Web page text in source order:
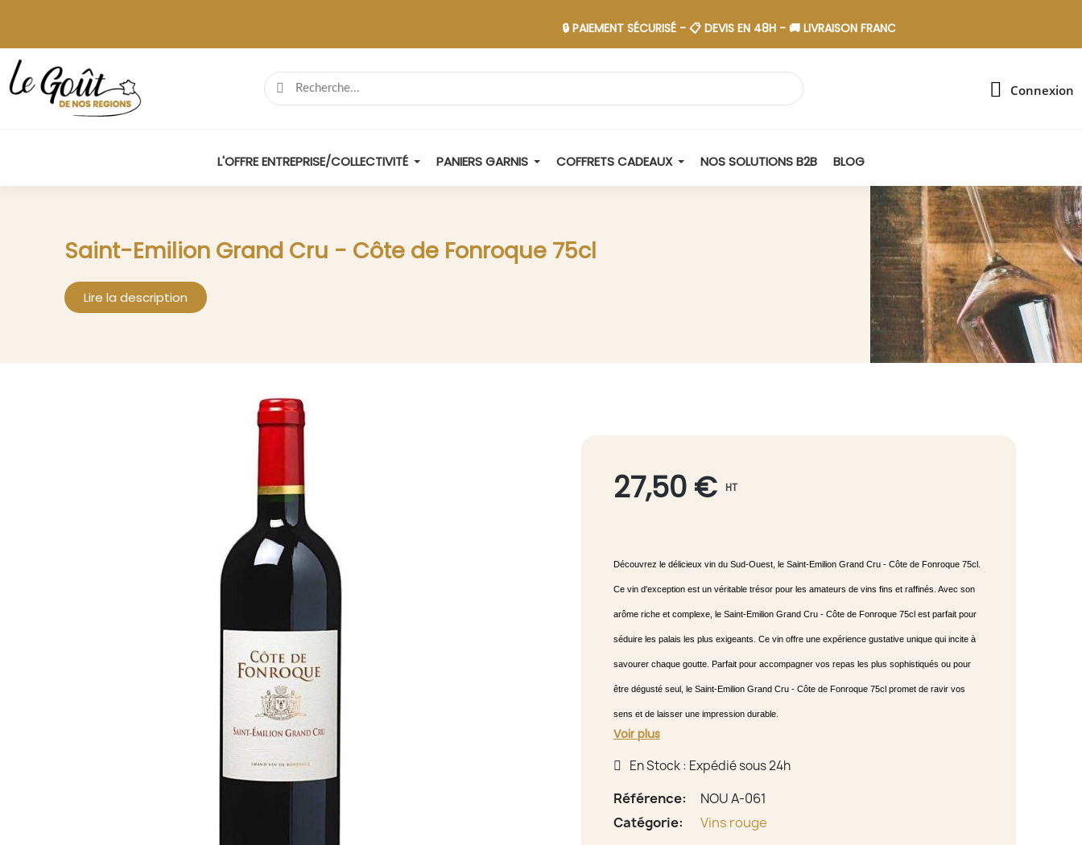
🔒 PAIEMENT SÉCURISÉ - 📋 DEVIS EN 48H - 🚚 LIVRAISON FRANCE - 🎁 ASSEMBLAGE EN ESAT
Connexion
L'OFFRE ENTREPRISE/COLLECTIVITÉ PANIERS GARNIS COFFRETS CADEAUX NOS SOLUTIONS B2B BLOG
Saint-Emilion Grand Cru - Côte de Fonroque 75cl
Lire la description
27,50 € HT
Découvrez le délicieux vin du Sud-Ouest, le Saint-Emilion Grand Cru - Côte de Fonroque 75cl.
Ce vin d'exception est un véritable trésor pour les amateurs de vins fins et raffinés. Avec son
arôme riche et complexe, le Saint-Emilion Grand Cru - Côte de Fonroque 75cl est parfait pour
séduire les palais les plus exigeants. Ce vin offre une expérience gustative unique qui incite à
savourer chaque goutte. Parfait pour accompagner vos repas les plus sophistiqués ou pour
être dégusté seul, le Saint-Emilion Grand Cru - Côte de Fonroque 75cl promet de ravir vos
sens et de laisser une impression durable.
Voir plus
En Stock : Expédié sous 24h
Référence
NOU A-061
Catégorie
Vins rouge